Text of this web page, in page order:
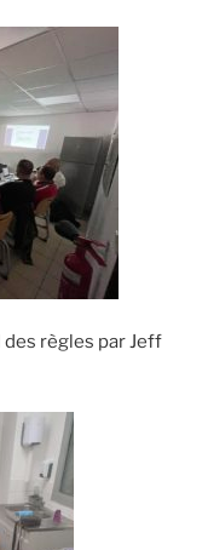
règles par Jeff